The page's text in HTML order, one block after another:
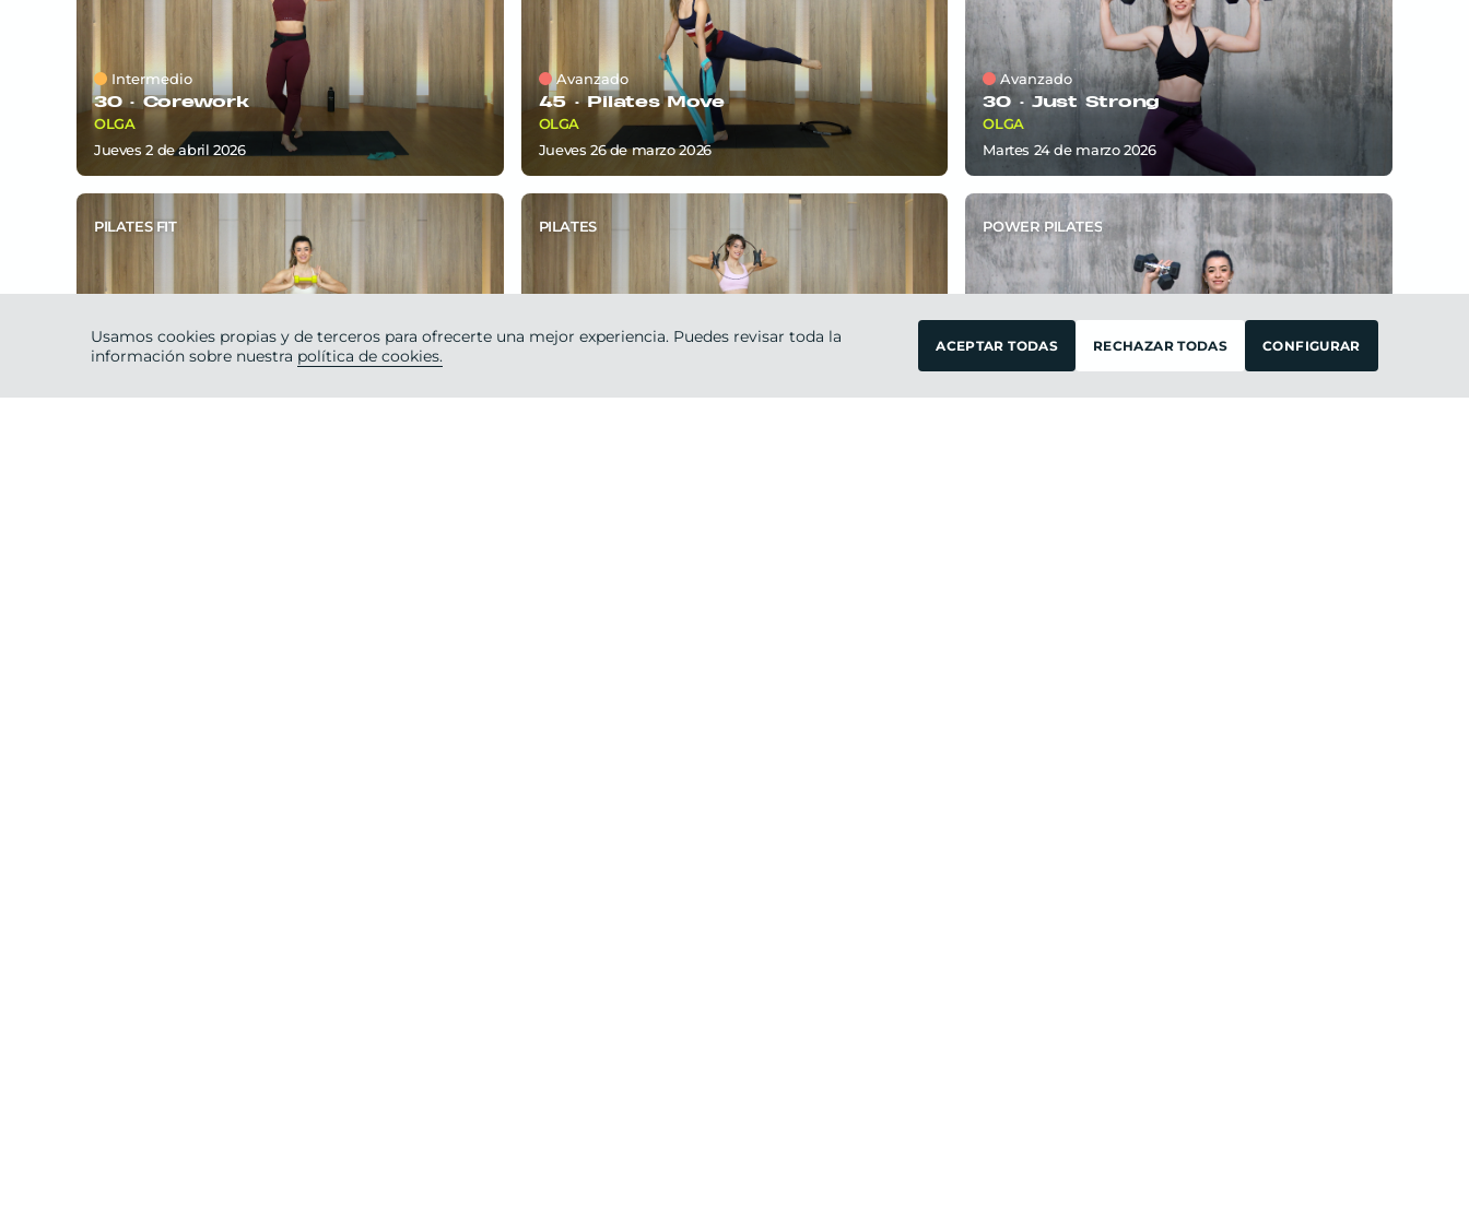
Intermedio
30 · Corework
OLGA
jueves 2deabril 2026
Avanzado
45 ·Pilates Move
OLGA
jueves 26demarzo 2026
Avanzado
30 · Just Strong
OLGA
martes 24de marzo 2026
PILATES FIT
Intermedio
OLGA
PILATES
Avanzado
OLGA
POWER PILATES
Intermedio
30 ·Active Flow
OLGA
Usamos cookies propias y de terceros para ofrecerte una mejor experiencia. Puedes revisar toda la
información sobre nuestra política de cookies. ACEPTAR TODAS RECHAZAR TODAS CONFIGURAR